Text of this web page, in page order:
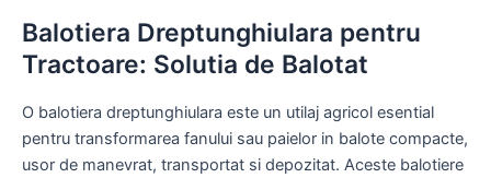
Balotiera Dreptunghiulara pentru
Tractoare: Solutia de Balotat
O balotiera dreptunghiulara este un utilaj agricol esential
pentru transformarea fanului sau paielor in balote compacte,
usor de manevrat, transportat si depozitat. Aceste balotiere